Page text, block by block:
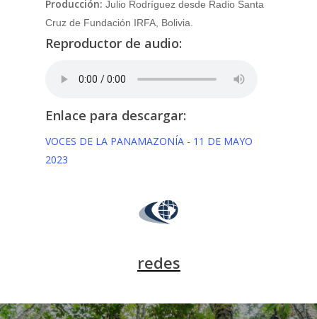
Producción: Julio Rodríguez desde Radio Santa
Cruz de Fundación IRFA, Bolivia.
Reproductor de audio:
Enlace para descargar:
VOCES DE LA PANAMAZONÍA - 11 DE MAYO
2023
redes